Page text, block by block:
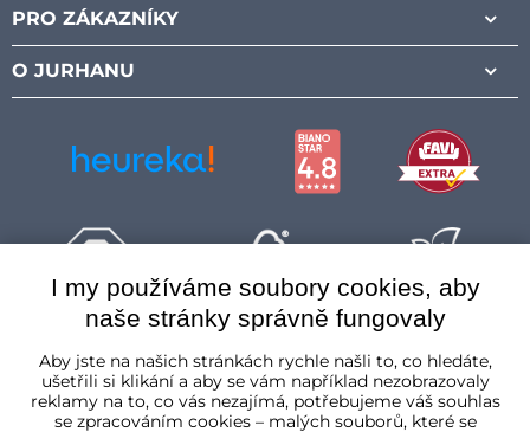
PRO ZÁKAZNÍKY
O JURHANU
I my používáme soubory cookies, aby
naše stránky správně fungovaly
Aby jste na našich stránkách rychle našli to, co hledáte,
ušetřili si klikání a aby se vám například nezobrazovaly
reklamy na to, co vás nezajímá, potřebujeme váš souhlas
se zpracováním cookies – malých souborů, které se